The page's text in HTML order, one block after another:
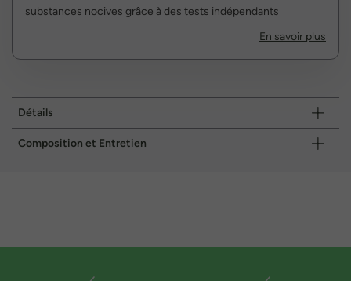
substances nocives grâce à des tests indépendants
En savoir plus
Détails
Composition et Entretien